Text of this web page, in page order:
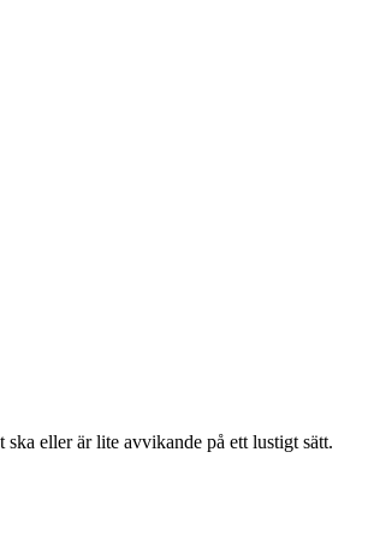
eller är lite avvikande på ett lustigt sätt.